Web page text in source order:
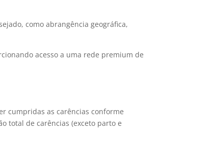
como abrangência geográfica,
acesso a uma rede premium de
cumpridas as carências conforme
total de carências (exceto parto e